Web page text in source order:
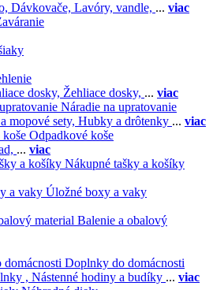
Dávkovače, Lavóry, vandle, ... viac
dosky, Žehliace dosky, ... viac
Náradie na upratovanie
mopové sety, Hubky a drôtenky ... viac
Odpadkové koše
... viac
Nákupné tašky a košíky
Úložné boxy a vaky
Balenie a obalový
Doplnky do domácnosti
, Nástenné hodiny a budíky ... viac